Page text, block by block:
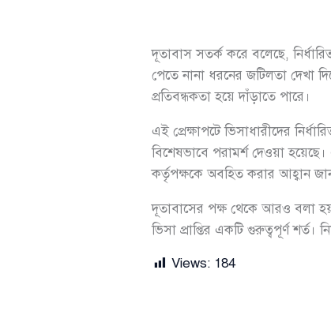
দূতাবাস সতর্ক করে বলেছে,
পেতে নানা ধরনের জটিলতা দেখা
প্রতিবন্ধকতা হয়ে দাঁড়াতে পারে।
এই প্রেক্ষাপটে ভিসাধারীদের
বিশেষভাবে পরামর্শ দেওয়া
কর্তৃপক্ষকে অবহিত করার আহ্বান
দূতাবাসের পক্ষ থেকে আরও বলা হয়,
ভিসা প্রাপ্তির একটি গুরুত্বপূর্ণ
Views: 184